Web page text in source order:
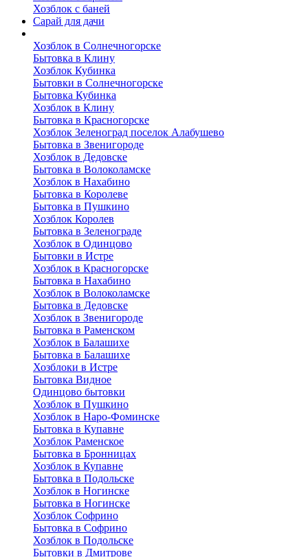
Хозблок с баней
Сарай для дачи
Хозблок в Солнечногорске
Бытовка в Клину
Хозблок Кубинка
Бытовки в Солнечногорске
Бытовка Кубинка
Хозблок в Клину
Бытовка в Красногорске
Хозблок Зеленоград поселок Алабушево
Бытовка в Звенигороде
Хозблок в Дедовске
Бытовка в Волоколамске
Хозблок в Нахабино
Бытовка в Королеве
Бытовкa в Пушкино
Хозблок Королев
Бытовка в Зеленограде
Хозблок в Одинцово
Бытовки в Истре
Хозблок в Красногорске
Бытовка в Нахабино
Хозблок в Волоколамске
Бытовкa в Дедовске
Хозблок в Звенигороде
Бытовка в Раменском
Хозблок в Балашихе
Бытовкa в Балашихе
Хозблоки в Истре
Бытовка Видное
Одинцово бытовки
Хозблок в Пушкино
Хозблок в Наро-Фоминске
Бытовка в Купавне
Хозблок Раменское
Бытовка в Бронницах
Хозблок в Купавне
Бытовка в Подольске
Хозблок в Ногинске
Бытовка в Ногинске
Хозблок Софрино
Бытовка в Софрино
Хозблок в Подольске
Бытовки в Дмитрове